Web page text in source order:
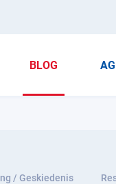
BLOG
/ Geskiedenis